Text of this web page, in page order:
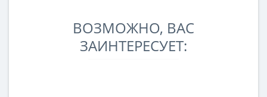
ВОЗМОЖНО, ВАС
ЗАИНТЕРЕСУЕТ: